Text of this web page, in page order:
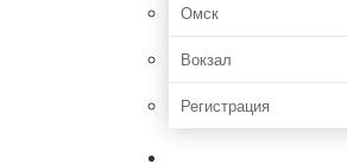
Омск
Вокзал
Регистрация